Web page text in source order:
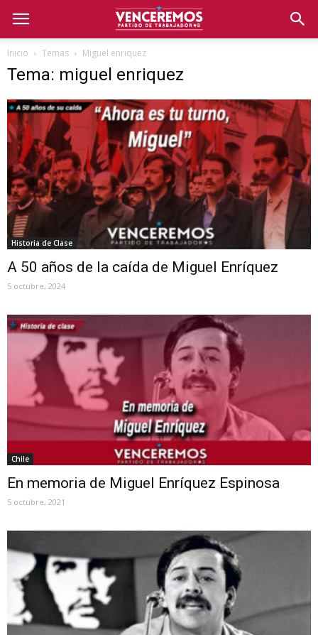
Inicio Temas Miguel enriquez
Tema: miguel enriquez
Historia de Clase
A 50 años de la caída de Miguel Enríquez
5 octubre, 2024
Chile
En memoria de Miguel Enríquez Espinosa
5 octubre, 2021